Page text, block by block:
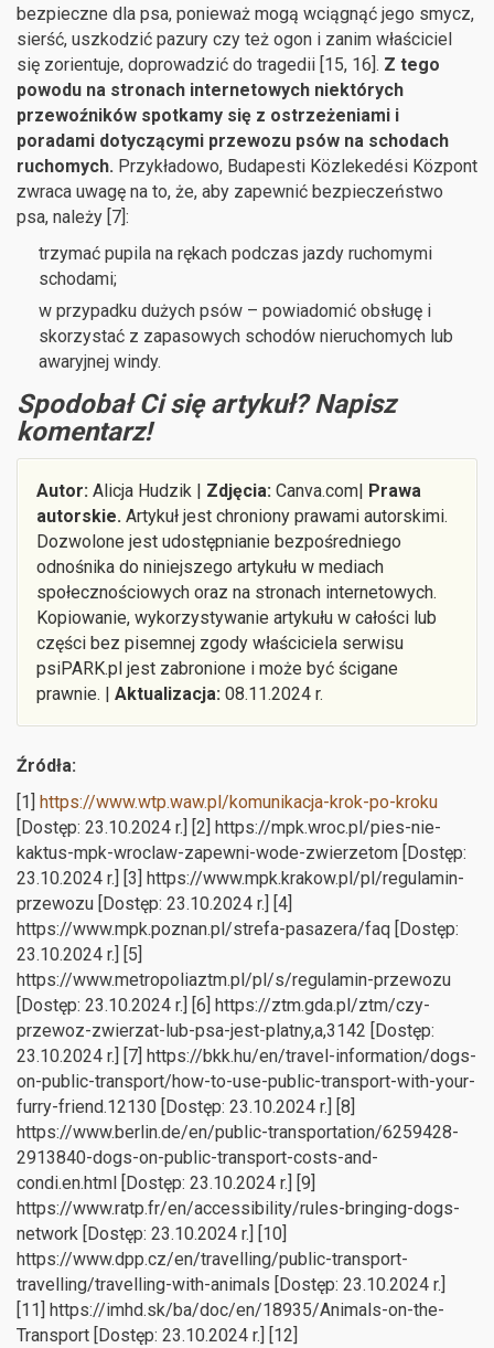
bezpieczne dla psa, ponieważ mogą wciągnąć jego smycz,
sierść, uszkodzić pazury czy też ogon i zanim właściciel
się zorientuje, doprowadzić do tragedii [15, 16]. Z tego
powodu na stronach internetowych niektórych
przewoźników spotkamy się z ostrzeżeniami i
poradami dotyczącymi przewozu psów na schodach
ruchomych. Przykładowo, Budapesti Közlekedési Központ
zwraca uwagę na to, że, aby zapewnić bezpieczeństwo
psa, należy [7]:
trzymać pupila na rękach podczas jazdy ruchomymi
schodami;
w przypadku dużych psów – powiadomić obsługę i
skorzystać z zapasowych schodów nieruchomych lub
awaryjnej windy.
Spodobał Ci się artykuł? Napisz
komentarz!
Autor: Alicja Hudzik | Zdjęcia: Canva.com| Prawa
autorskie. Artykuł jest chroniony prawami autorskimi.
Dozwolone jest udostępnianie bezpośredniego
odnośnika do niniejszego artykułu w mediach
społecznościowych oraz na stronach internetowych.
Kopiowanie, wykorzystywanie artykułu w całości lub
części bez pisemnej zgody właściciela serwisu
psiPARK.pl jest zabronione i może być ścigane
prawnie. | Aktualizacja: 08.11.2024 r.
Źródła:
[1] https://www.wtp.waw.pl/komunikacja-krok-po-kroku
[Dostęp: 23.10.2024 r.] [2] https://mpk.wroc.pl/pies-nie-
kaktus-mpk-wroclaw-zapewni-wode-zwierzetom [Dostęp:
23.10.2024 r.] [3] https://www.mpk.krakow.pl/pl/regulamin-
przewozu [Dostęp: 23.10.2024 r.] [4]
https://www.mpk.poznan.pl/strefa-pasazera/faq [Dostęp:
23.10.2024 r.] [5]
https://www.metropoliaztm.pl/pl/s/regulamin-przewozu
[Dostęp: 23.10.2024 r.] [6] https://ztm.gda.pl/ztm/czy-
przewoz-zwierzat-lub-psa-jest-platny,a,3142 [Dostęp:
23.10.2024 r.] [7] https://bkk.hu/en/travel-information/dogs-
on-public-transport/how-to-use-public-transport-with-your-
furry-friend.12130 [Dostęp: 23.10.2024 r.] [8]
https://www.berlin.de/en/public-transportation/6259428-
2913840-dogs-on-public-transport-costs-and-
condi.en.html [Dostęp: 23.10.2024 r.] [9]
https://www.ratp.fr/en/accessibility/rules-bringing-dogs-
network [Dostęp: 23.10.2024 r.] [10]
https://www.dpp.cz/en/travelling/public-transport-
travelling/travelling-with-animals [Dostęp: 23.10.2024 r.]
[11] https://imhd.sk/ba/doc/en/18935/Animals-on-the-
Transport [Dostęp: 23.10.2024 r.] [12]